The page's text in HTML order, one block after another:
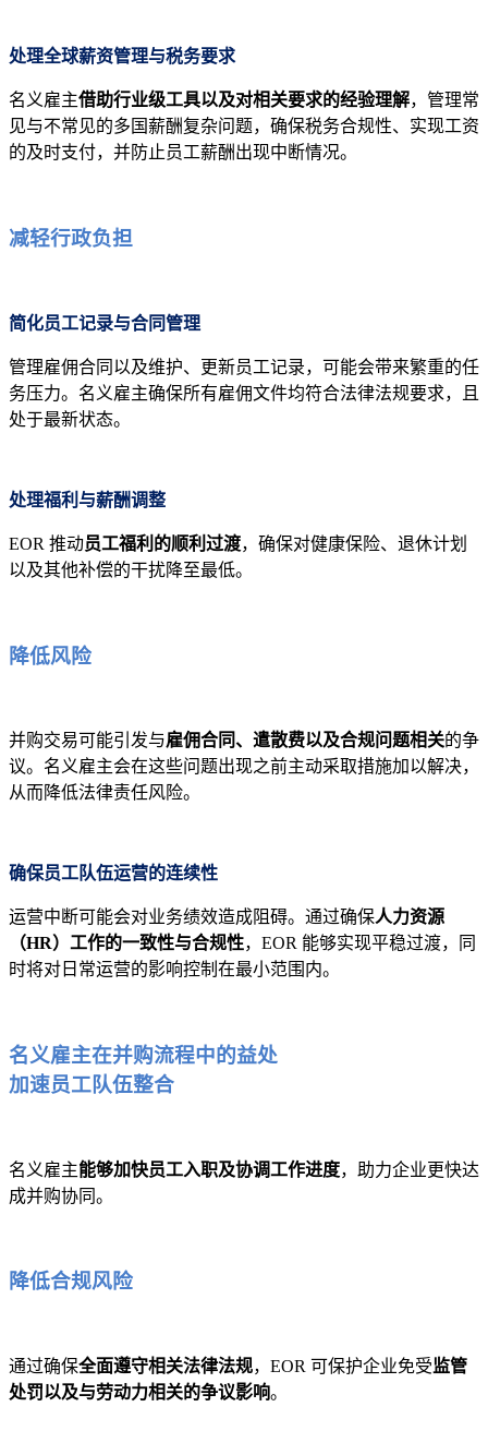
处理全球薪资管理与税务要求
名义雇主借助行业级工具以及对相关要求的经验理解，管理常
见与不常见的多国薪酬复杂问题，确保税务合规性、实现工资
的及时支付，并防止员工薪酬出现中断情况。
减轻行政负担
简化员工记录与合同管理
管理雇佣合同以及维护、更新员工记录，可能会带来繁重的任
务压力。名义雇主确保所有雇佣文件均符合法律法规要求，且
处于最新状态。
处理福利与薪酬调整
EOR 推动员工福利的顺利过渡，确保对健康保险、退休计划
以及其他补偿的干扰降至最低。
降低风险
并购交易可能引发与雇佣合同、遣散费以及合规问题相关的争
议。名义雇主会在这些问题出现之前主动采取措施加以解决，
从而降低法律责任风险。
确保员工队伍运营的连续性
运营中断可能会对业务绩效造成阻碍。通过确保人力资源
（HR）工作的一致性与合规性，EOR 能够实现平稳过渡，同
时将对日常运营的影响控制在最小范围内。
名义雇主在并购流程中的益处
加速员工队伍整合
名义雇主能够加快员工入职及协调工作进度，助力企业更快达
成并购协同。
降低合规风险
通过确保全面遵守相关法律法规，EOR 可保护企业免受监管
处罚以及与劳动力相关的争议影响。